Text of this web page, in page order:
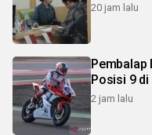
20 jam lalu
Pembalap
Posisi 9
2 jam lalu